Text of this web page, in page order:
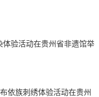
体验活动在贵州省非遗馆举
依族刺绣体验活动在贵州